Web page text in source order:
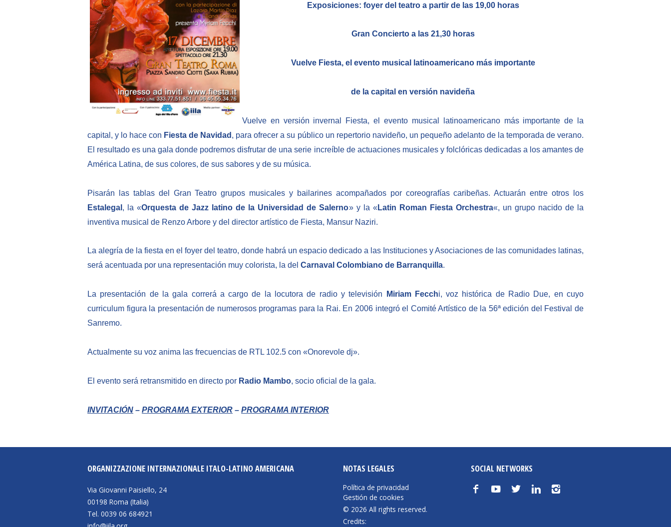
Exposiciones: foyer del teatro a partir de las 19,00 horas
Gran Concierto a las 21,30 horas
Vuelve Fiesta, el evento musical latinoamericano más importante
de la capital en versión navideña
Vuelve en versión invernal Fiesta, el evento musical latinoamericano más importante de la
capital, y lo hace con Fiesta de Navidad , para ofrecer a su público un repertorio navideño, un pequeño adelanto de la temporada de verano.
El resultado es una gala donde podremos disfrutar de una serie increíble de actuaciones musicales y folclóricas dedicadas a los amantes de
América Latina, de sus colores, de sus sabores y de su música.
Pisarán las tablas del Gran Teatro grupos musicales y bailarines acompañados por coreografías caribeñas. Actuarán entre otros los
Estalegal , la «Orquesta de Jazz latino de la Universidad de Salerno» y la « Latin Roman Fiesta Orchestra«, un grupo nacido de la
inventiva musical de Renzo Arbore y del director artístico de Fiesta, Mansur Naziri.
La alegría de la fiesta en el foyer del teatro, donde habrá un espacio dedicado a las Instituciones y Asociaciones de las comunidades latinas,
será acentuada por una representación muy colorista, la del Carnaval Colombiano de Barranquilla.
La presentación de la gala correrá a cargo de la locutora de radio y televisión Miriam Fecchi, voz histórica de Radio Due, en cuyo
curriculum figura la presentación de numerosos programas para la Rai. En 2006 integró el Comité Artístico de la 56ª edición del Festival de
Sanremo.
Actualmente su voz anima las frecuencias de RTL 102.5 con «Onorevole dj».
El evento será retransmitido en directo por Radio Mambo, socio oficial de la gala.
INVITACIÓN – PROGRAMA EXTERIOR – PROGRAMA INTERIOR
ORGANIZZAZIONE INTERNAZIONALE ITALO-LATINO AMERICANA
Via Giovanni Paisiello, 24
00198 Roma (Italia)
Tel. 0039 06 684921
NOTAS LEGALES
Política de privacidad
Gestión de cookies
© 2026 All rights reserved.
Credits:
SOCIAL NETWORKS
f y t n i